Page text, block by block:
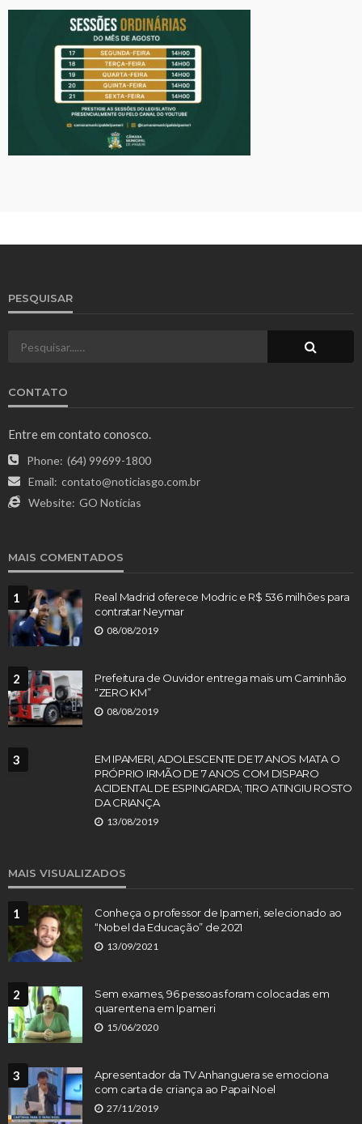
PESQUISAR
CONTATO
Entre em contato conosco.
Phone: (64) 99699-1800
Email: contato@noticiasgo.com.br
Website: GO Notícias
MAIS COMENTADOS
1
Real Madrid oferece Modric e R$ 536 milhões para
contratar Neymar
08/08/2019
2
Prefeitura de Ouvidor entrega mais um Caminhão
“ZERO KM”
08/08/2019
3
EM IPAMERI, ADOLESCENTE DE 17 ANOS MATA O
PRÓPRIO IRMÃO DE 7 ANOS COM DISPARO
ACIDENTAL DE ESPINGARDA; TIRO ATINGIU ROSTO
DA CRIANÇA
13/08/2019
MAIS VISUALIZADOS
1
Conheça o professor de Ipameri, selecionado ao
“Nobel da Educação” de 2021
13/09/2021
2
Sem exames, 96 pessoas foram colocadas em
quarentena em Ipameri
15/06/2020
3
Apresentador da TV Anhanguera se emociona
com carta de criança ao Papai Noel
27/11/2019